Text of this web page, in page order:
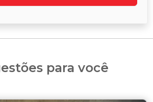
para você